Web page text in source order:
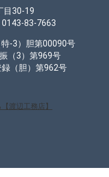
目30-19
83-7663
-3）胆第00090号
（3）第969号
（胆）第962号
渡辺工務店】